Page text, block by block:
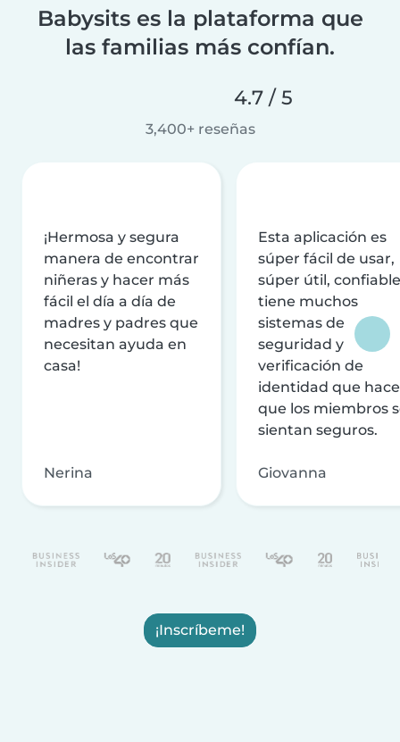
Babysits es la plataforma que
las familias más confían.
4.7 / 5
3,400+ reseñas
¡Hermosa y segura
manera de encontrar
niñeras y hacer más
fácil el día a día de
madres y padres que
necesitan ayuda en
casa!
Nerina
Esta aplicación es
súper fácil de usar,
súper útil,
tiene muchos
sistemas de
seguridad y
verificación de
identidad que
que los miembros
sientan seguros.
Giovanna
¡Inscríbeme!